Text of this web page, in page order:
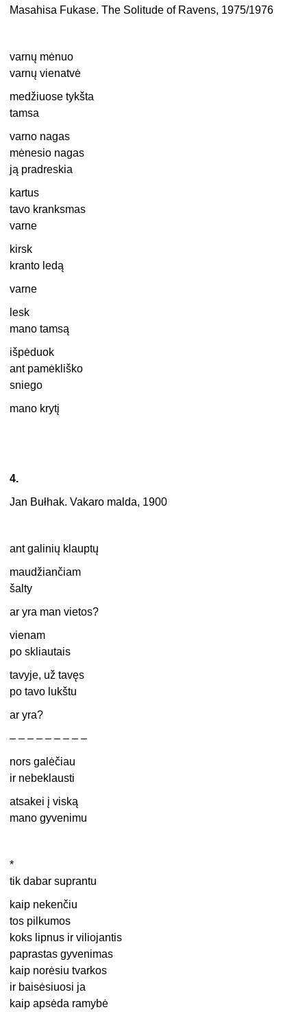
Masahisa Fukase. The Solitude of Ravens, 1975/1976
varnų mėnuo
varnų vienatvė
medžiuose tykšta
tamsa
varno nagas
mėnesio nagas
ją pradreskia
kartus
tavo kranksmas
varne
kirsk
kranto ledą
varne
lesk
mano tamsą
išpėduok
ant pamėkliško
sniego
mano krytį
4.
Jan Bułhak. Vakaro malda, 1900
ant galinių klauptų
maudžiančiam
šalty
ar yra man vietos?
vienam
po skliautais
tavyje, už tavęs
po tavo lukštu
ar yra?
– – – – – – – – –
nors galėčiau
ir nebeklausti
atsakei į viską
mano gyvenimu
*
tik dabar suprantu
kaip nekenčiu
tos pilkumos
koks lipnus ir viliojantis
paprastas gyvenimas
kaip norėsiu tvarkos
ir baisėsiuosi ja
kaip apsėda ramybė